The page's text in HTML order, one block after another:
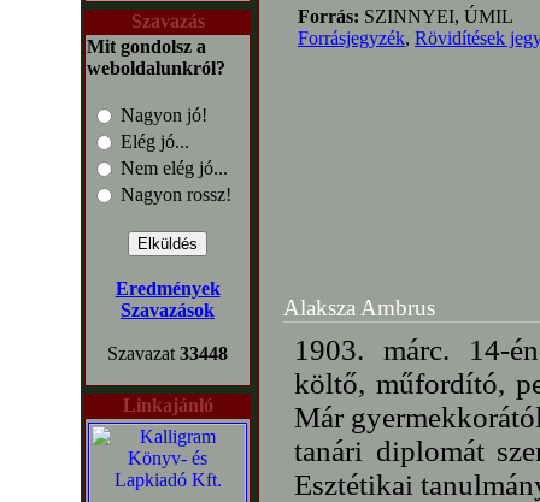
Szavazás
Mit gondolsz a
weboldalunkról?
Nagyon jó!
Elég jó...
Nem elég jó...
Nagyon rossz!
Eredmények
Szavazások
Szavazat 33448
Linkajánló
Forrás: SZINNYEI, ÚMIL
Forrásjegyzék, Rövidítések
Alaksza Ambrus
1903. márc. 14-
költő, műfordító,
Már
tanári diplomát
Esztétikai